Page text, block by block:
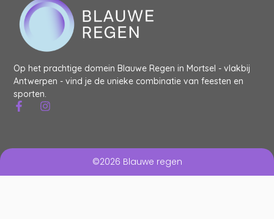
Op het prachtige domein Blauwe Regen in Mortsel - vlakbij
Antwerpen - vind je de unieke combinatie van feesten en
sporten.
©2026 Blauwe regen